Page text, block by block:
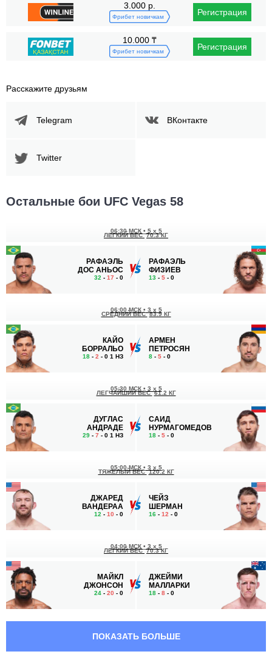
3.000 р.
Фрибет новичкам Регистрация
10.000 ₸
Фрибет новичкам Регистрация
Расскажите друзьям
Telegram ВКонтакте
Twitter
Остальные бои UFC Vegas 58
РАФАЭЛЬ
ДОС АНЬОС
32 - 17 - 0
06:30 МСК • 5 x 5
ЛЕГКИЙ ВЕС 70.3 КГ
РАФАЭЛЬ
ФИЗИЕВ
13 - 5 - 0
КАЙО
БОРРАЛЬО
18 - 2 - 0 1 НЗ
06:00 МСК • 3 x 5
СРЕДНИЙ ВЕС 83.9 КГ
АРМЕН
ПЕТРОСЯН
8 - 5 - 0
ДУГЛАС
АНДРАДЕ
29 - 7 - 0 1 НЗ
05:30 МСК • 3 x 5
ЛЕГЧАЙШИЙ ВЕС 61.2 КГ
САИД
НУРМАГОМЕДОВ
18 - 5 - 0
ДЖАРЕД
ВАНДЕРАА
12 - 10 - 0
05:00 МСК • 3 x 5
ТЯЖЕЛЫЙ ВЕС 120.2 КГ
ЧЕЙЗ
ШЕРМАН
16 - 12 - 0
МАЙКЛ
ДЖОНСОН
24 - 20 - 0
04:00 МСК • 3 x 5
ЛЕГКИЙ ВЕС 70.3 КГ
ДЖЕЙМИ
МАЛЛАРКИ
18 - 8 - 0
ПОКАЗАТЬ БОЛЬШЕ